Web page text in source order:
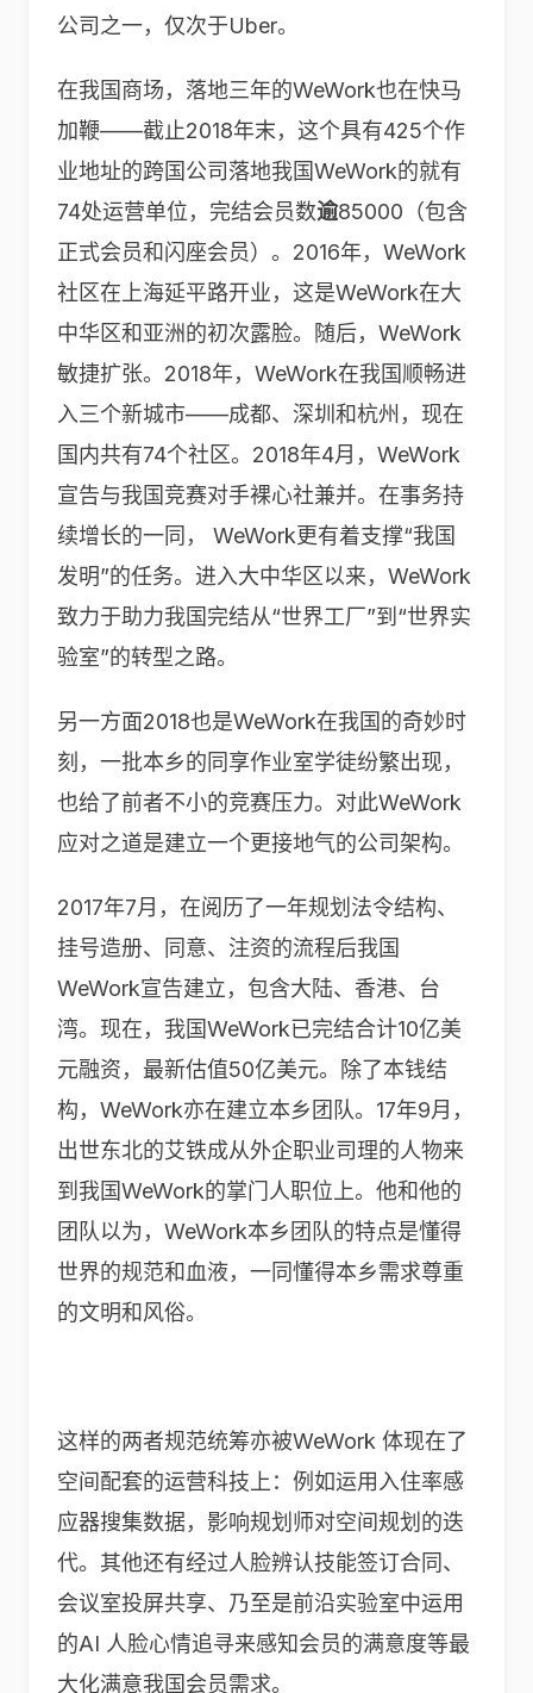
公司之一，仅次于Uber。
在我国商场，落地三年的WeWork也在快马
加鞭——截止2018年末，这个具有425个作
业地址的跨国公司落地我国WeWork的就有
74处运营单位，完结会员数逾85000 （包含
正式会员和闪座会员）。2016年，WeWork
社区在上海延平路开业，这是WeWork在大
中华区和亚洲的初次露脸。随后，WeWork
敏捷扩张。2018年，WeWork在我国顺畅进
入三个新城市——成都、深圳和杭州，现在
国内共有74个社区。2018年4月，WeWork
宣告与我国竞赛对手裸心社兼并。在事务持
续增长的一同， WeWork更有着支撑“我国
发明”的任务。进入大中华区以来，WeWork
致力于助力我国完结从“世界工厂”到“世界实
验室”的转型之路。
另一方面2018也是WeWork在我国的奇妙时
刻，一批本乡的同享作业室学徒纷繁出现，
也给了前者不小的竞赛压力。对此WeWork
应对之道是建立一个更接地气的公司架构。
2017年7月，在阅历了一年规划法令结构、
挂号造册、同意、注资的流程后我国
WeWork宣告建立，包含大陆、香港、台
湾。现在，我国WeWork已完结合计10亿美
元融资，最新估值50亿美元。除了本钱结
构，WeWork亦在建立本乡团队。17年9月，
出世东北的艾铁成从外企职业司理的人物来
到我国WeWork的掌门人职位上。他和他的
团队以为，WeWork本乡团队的特点是懂得
世界的规范和血液，一同懂得本乡需求尊重
的文明和风俗。
这样的两者规范统筹亦被WeWork 体现在了
空间配套的运营科技上：例如运用入住率感
应器搜集数据，影响规划师对空间规划的迭
代。其他还有经过人脸辨认技能签订合同、
会议室投屏共享、乃至是前沿实验室中运用
的AI 人脸心情追寻来感知会员的满意度等最
大化满意我国会员需求。